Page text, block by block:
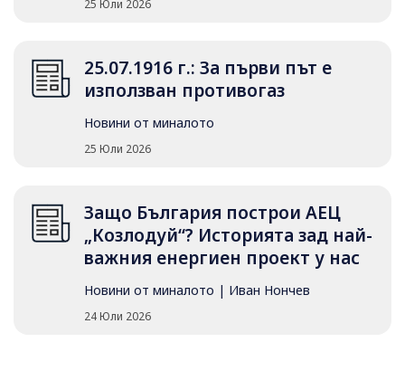
25 Юли 2026
25.07.1916 г.: За първи път е
използван противогаз
Новини от миналото
25 Юли 2026
Защо България построи АЕЦ
„Козлодуй“? Историята зад най-
важния енергиен проект у нас
Новини от миналото | Иван Нончев
24 Юли 2026